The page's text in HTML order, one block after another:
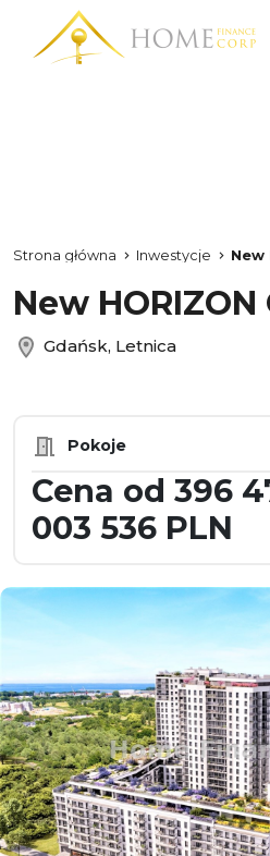
Strona główna Inwestycje New
New
Gdańsk, Letnica
Pokoje
Cena od 396
003 536 PLN